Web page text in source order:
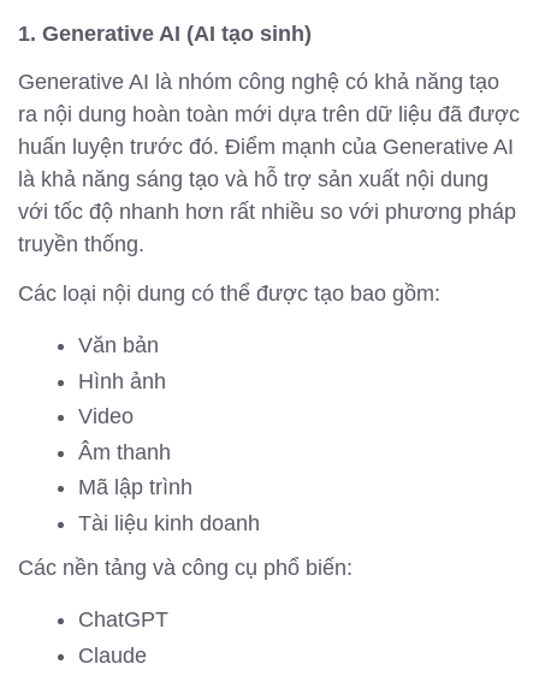
1. Generative AI (AI tạo sinh)
Generative AI là nhóm công nghệ có khả năng tạo
ra nội dung hoàn toàn mới dựa trên dữ liệu đã được
huấn luyện trước đó. Điểm mạnh của Generative AI
là khả năng sáng tạo và hỗ trợ sản xuất nội dung
với tốc độ nhanh hơn rất nhiều so với phương pháp
truyền thống.
Các loại nội dung có thể được tạo bao gồm:
Văn bản
Hình ảnh
Video
Âm thanh
Mã lập trình
Tài liệu kinh doanh
Các nền tảng và công cụ phổ biến:
ChatGPT
Claude